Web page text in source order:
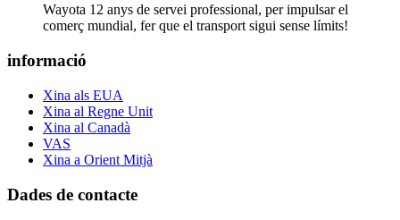
Wayota 12 anys de servei professional, per impulsar el
comerç mundial, fer que el transport sigui sense límits!
informació
Xina als EUA
Xina al Regne Unit
Xina al Canadà
VAS
Xina a Orient Mitjà
Dades de contacte